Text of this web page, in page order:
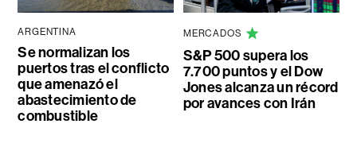
ARGENTINA
Se normalizan los
puertos tras el conflicto
que amenazó el
abastecimiento de
combustible
MERCADOS
S&P 500 supera los
7.700 puntos y el Dow
Jones alcanza un récord
por avances con Irán